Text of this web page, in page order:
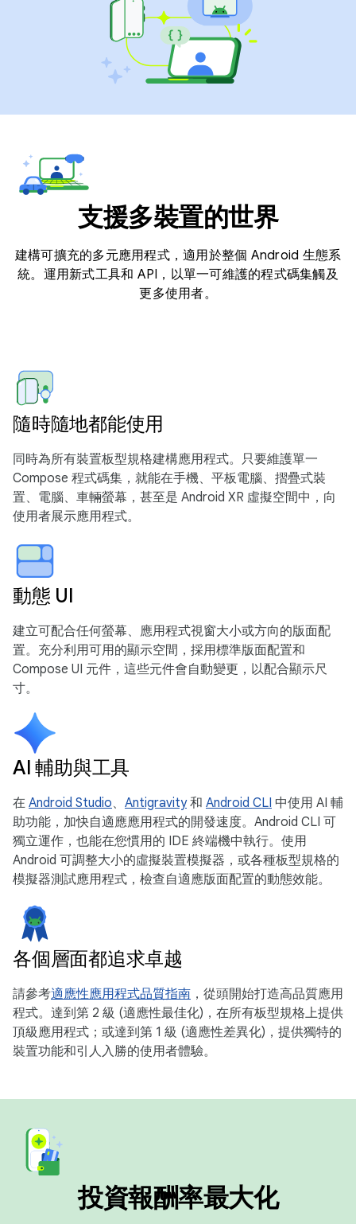
支援多裝置的世界
建構可擴充的多元應用程式，適用於整個 Android 生態系
統。運用新式工具和 API，以單一可維護的程式碼集觸及
更多使用者。
隨時隨地都能使用
同時為所有裝置板型規格建構應用程式。只要維護單一
Compose 程式碼集，就能在手機、平板電腦、摺疊式裝
置、電腦、車輛螢幕，甚至是 Android XR 虛擬空間中，向
使用者展示應用程式。
動態 UI
建立可配合任何螢幕、應用程式視窗大小或方向的版面配
置。充分利用可用的顯示空間，採用標準版面配置和
Compose UI 元件，這些元件會自動變更，以配合顯示尺
寸。
AI 輔助與工具
在 Android Studio、 Antigravity和 Android CLI 中使用 AI 輔
助功能，加快自適應應用程式的開發速度。Android CLI 可
獨立運作，也能在您慣用的 IDE 終端機中執行。使用
Android 可調整大小的虛擬裝置模擬器，或各種板型規格的
模擬器測試應用程式，檢查自適應版面配置的動態效能。
各個層面都追求卓越
請參考適應性應用程式品質指南 ，從頭開始打造高品質應用
程式。達到第 2 級 (適應性最佳化)，在所有板型規格上提供
頂級應用程式；或達到第 1 級 (適應性差異化)，提供獨特的
裝置功能和引人入勝的使用者體驗。
投資報酬率最大化